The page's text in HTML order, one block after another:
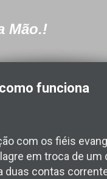
Mão.!
funciona
com os fiéis
em troca de
duas contas